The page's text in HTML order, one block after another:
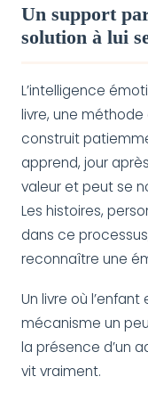
Un support
solution à lui
L’intelligence
livre, une méthode
construit
apprend, jour
valeur et peut se
Les histoires,
dans ce
reconnaître une
Un livre où
mécanisme un
la présence d’un
vit vraiment.